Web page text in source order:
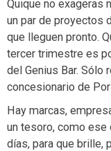
Quique no exageras
un par de proyectos
que lleguen pronto.
tercer trimestre es
del Genius Bar. Sólo
concesionario de
Hay marcas,
un tesoro, como ese
días, para que brille,